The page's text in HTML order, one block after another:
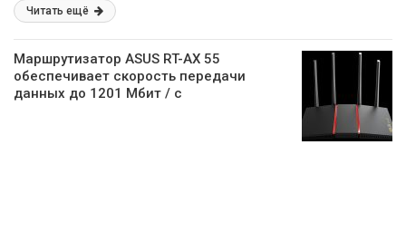
Читать ещё
Маршрутизатор ASUS RT-AX 55
обеспечивает скорость передачи
данных до 1201 Мбит / с